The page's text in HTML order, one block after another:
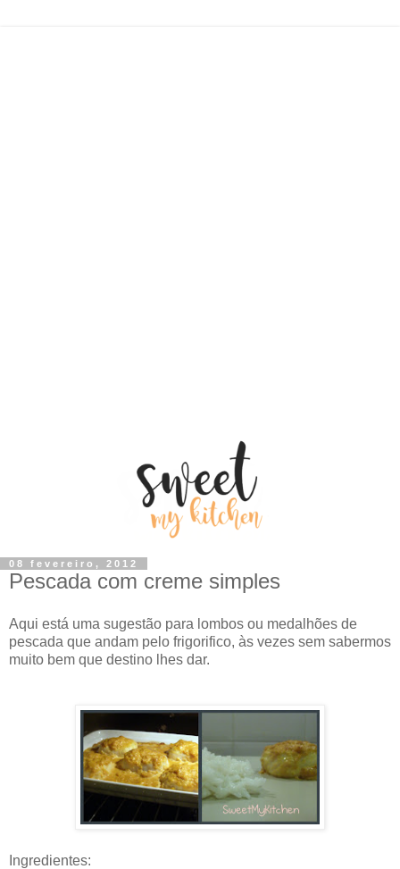
08 fevereiro, 2012
Pescada com creme simples
Aqui está uma sugestão para lombos ou medalhões de
pescada que andam pelo frigorifico, às vezes sem sabermos
muito bem que destino lhes dar.
Ingredientes: